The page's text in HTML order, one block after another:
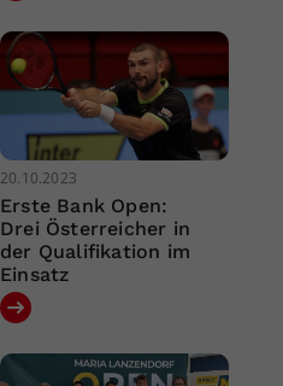
20.10.2023
Erste Bank Open:
Drei Österreicher in
der Qualifikation im
Einsatz